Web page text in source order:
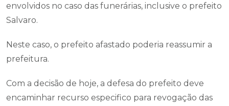
envolvidos no caso das funerárias, inclusive o prefeito
Salvaro.
Neste caso, o prefeito afastado poderia reassumir a
prefeitura.
Com a decisão de hoje, a defesa do prefeito deve
encaminhar recurso especifico para revogação das